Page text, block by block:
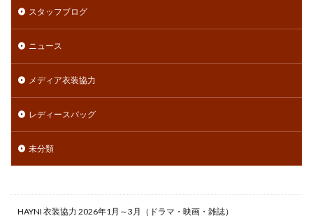
スタッフブログ
ニュース
メディア衣装協力
レディースバッグ
未分類
HAYNI 衣装協力 2026年1月～3月（ドラマ・映画・雑誌）